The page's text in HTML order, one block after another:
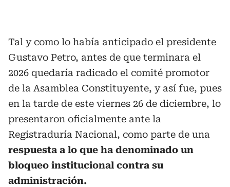
Tal y como lo había anticipado el presidente
Gustavo Petro, antes de que terminara el
2026 quedaría radicado el comité promotor
de la Asamblea Constituyente, y así fue, pues
en la tarde de este viernes 26 de diciembre, lo
presentaron oficialmente ante la
Registraduría Nacional, como parte de una
respuesta a lo que ha denominado un
bloqueo institucional contra su
administración.